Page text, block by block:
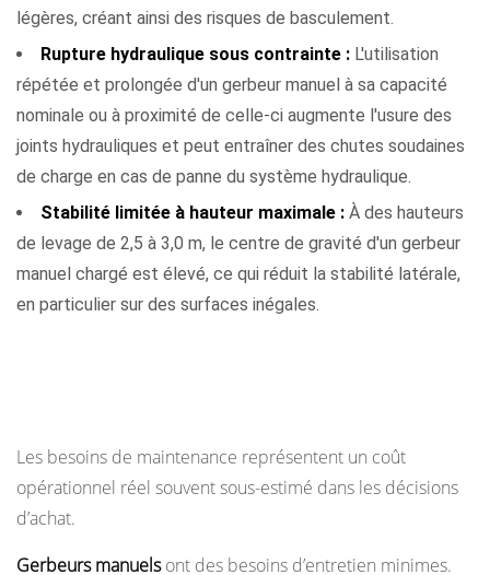
légères, créant ainsi des risques de basculement.
Rupture hydraulique sous contrainte : L'utilisation
répétée et prolongée d'un gerbeur manuel à sa capacité
nominale ou à proximité de celle-ci augmente l'usure des
joints hydrauliques et peut entraîner des chutes soudaines
de charge en cas de panne du système hydraulique.
Stabilité limitée à hauteur maximale : À des hauteurs
de levage de 2,5 à 3,0 m, le centre de gravité d'un gerbeur
manuel chargé est élevé, ce qui réduit la stabilité latérale,
en particulier sur des surfaces inégales.
Les besoins de maintenance représentent un coût
opérationnel réel souvent sous-estimé dans les décisions
d’achat.
Gerbeurs manuelsont des besoins d’entretien minimes.